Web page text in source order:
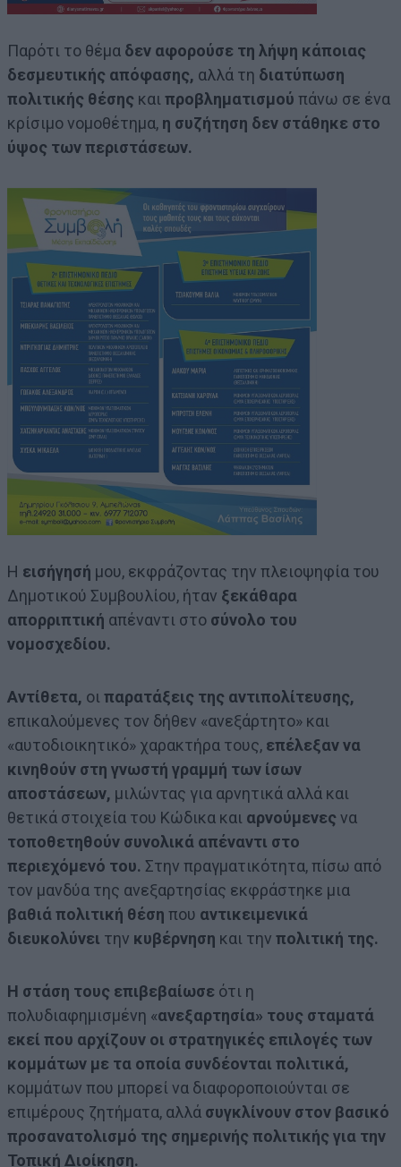
Παρότι το θέμα δεν αφορούσε τη λήψη κάποιας
δεσμευτικής απόφασης, αλλά τη διατύπωση
πολιτικής θέσης και προβληματισμού πάνω σε ένα
κρίσιμο νομοθέτημα, η συζήτηση δεν στάθηκε στο
ύψος των περιστάσεων.
Η εισήγησή μου, εκφράζοντας την πλειοψηφία του
Δημοτικού Συμβουλίου, ήταν ξεκάθαρα
απορριπτική απέναντι στο σύνολο του
νομοσχεδίου.
Αντίθετα, οι παρατάξεις της αντιπολίτευσης,
επικαλούμενες τον δήθεν «ανεξάρτητο» και
«αυτοδιοικητικό» χαρακτήρα τους, επέλεξαν να
κινηθούν στη γνωστή γραμμή των ίσων
αποστάσεων, μιλώντας για αρνητικά αλλά και
θετικά στοιχεία του Κώδικα και αρνούμενεςνα
τοποθετηθούν συνολικά απέναντι στο
περιεχόμενό του. Στην πραγματικότητα, πίσω από
τον μανδύα της ανεξαρτησίας εκφράστηκε μια
βαθιά πολιτική θέση που αντικειμενικά
διευκολύνει την κυβέρνηση και την πολιτική της.
Η στάση τους επιβεβαίωσε ότι η
πολυδιαφημισμένη «ανεξαρτησία» τους σταματά
εκεί που αρχίζουν οι στρατηγικές επιλογές των
κομμάτων με τα οποία συνδέονται πολιτικά,
κομμάτων που μπορεί να διαφοροποιούνται σε
επιμέρους ζητήματα, αλλά συγκλίνουν στον βασικό
προσανατολισμό της σημερινής πολιτικής για την
Τοπική Διοίκηση.